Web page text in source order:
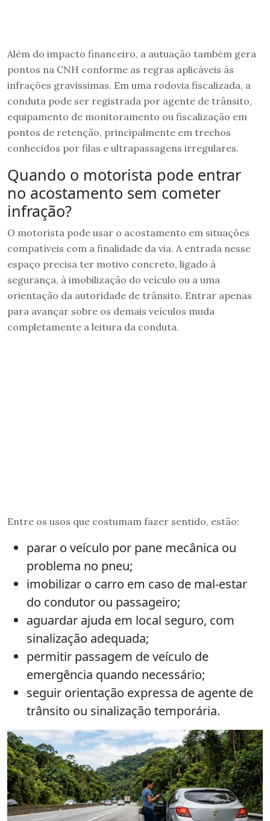
Além do impacto financeiro, a autuação também gera
pontos na CNH conforme as regras aplicáveis às
infrações gravíssimas. Em uma rodovia fiscalizada, a
conduta pode ser registrada por agente de trânsito,
equipamento de monitoramento ou fiscalização em
pontos de retenção, principalmente em trechos
conhecidos por filas e ultrapassagens irregulares.
Quando o motorista pode entrar
no acostamento sem cometer
infração?
O motorista pode usar o acostamento em situações
compatíveis com a finalidade da via. A entrada nesse
espaço precisa ter motivo concreto, ligado à
segurança, à imobilização do veículo ou a uma
orientação da autoridade de trânsito. Entrar apenas
para avançar sobre os demais veículos muda
completamente a leitura da conduta.
Entre os usos que costumam fazer sentido, estão:
parar o veículo por pane mecânica ou
problema no pneu;
imobilizar o carro em caso de mal-estar
do condutor ou passageiro;
aguardar ajuda em local seguro, com
sinalização adequada;
permitir passagem de veículo de
emergência quando necessário;
seguir orientação expressa de agente de
trânsito ou sinalização temporária.